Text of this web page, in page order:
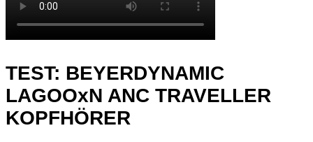
TEST: BEYERDYNAMIC
LAGOOxN ANC TRAVELLER
KOPFHÖRER